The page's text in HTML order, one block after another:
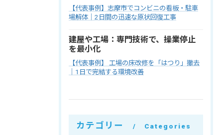
【代表事例】志摩市でコンビニの看板・駐車
場解体｜2日間の迅速な原状回復工事
建屋や工場：専門技術で、操業停止
を最小化
【代表事例】 工場の床改修を「はつり」撤去
｜1日で完結する環境改善
カテゴリー Categories